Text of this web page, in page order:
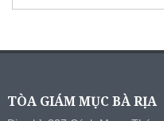
TÒA GIÁM MỤC BÀ RỊA